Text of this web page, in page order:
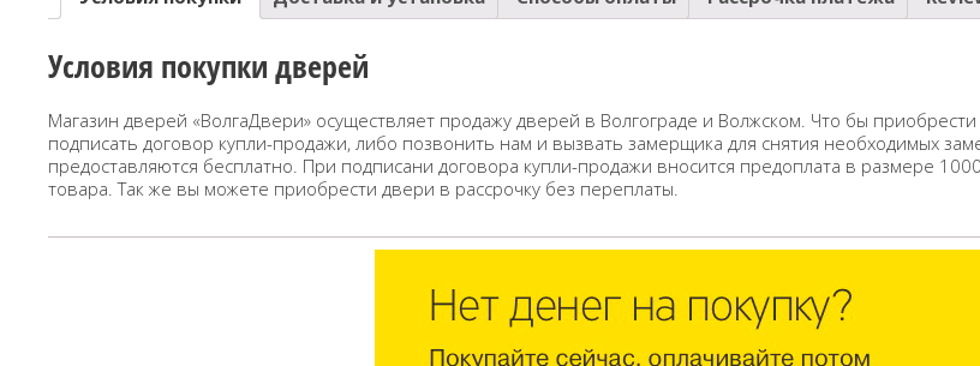
Условия покупки дверей
Магазин дверей «ВолгаДвери» осуществляет продажу дверей в Волгограде и Волжском. Что бы
подписать договор купли-продажи, либо позвонить нам и вызвать замерщика для снятия необходимых
предоставляются бесплатно. При подписани договора купли-продажи вносится предоплата в размере
товара. Так же вы можете приобрести двери в рассрочку без переплаты.